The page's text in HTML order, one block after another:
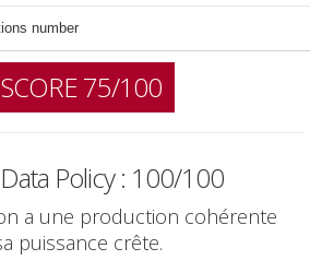
number
75/100
Data Policy : 100/100
a une production cohérente
puissance crête.